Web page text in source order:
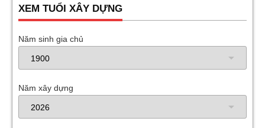
XEM TUỔI XÂY DỰNG
Năm sinh gia chủ
Năm xây dựng